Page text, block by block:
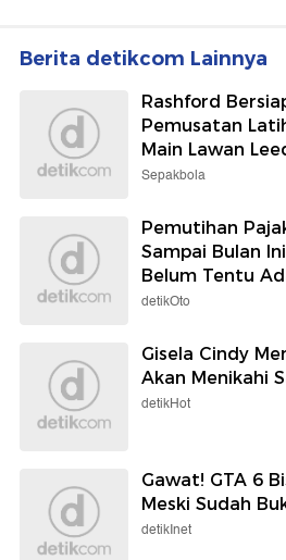
Berita detikcom Lainnya
Rashford
Pemusatan
Main Lawan
Sepakbola
Pemutihan
Sampai Bulan
Belum Tentu
detikOto
Gisela Cindy
Akan Menikahi
detikHot
Gawat! GTA 6
Meski Sudah
detikInet